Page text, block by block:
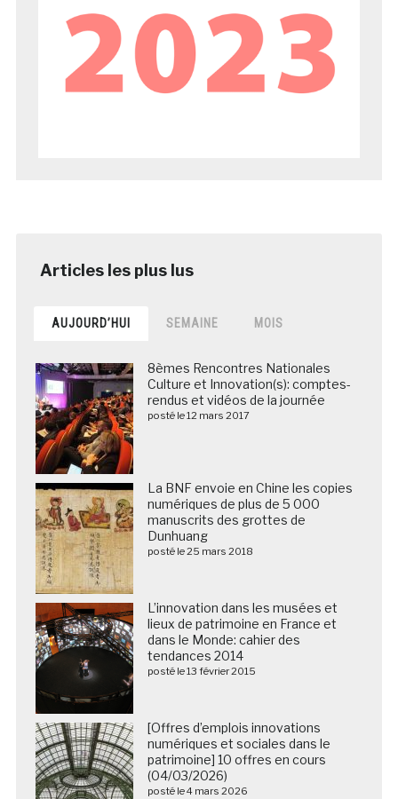
AUJOURD’HUI SEMAINE MOIS
8èmes Rencontres Nationales
Culture et Innovation(s): comptes-
rendus et vidéos de la journée
posté le 12 mars 2017
La BNF envoie en Chine les copies
numériques de plus de 5 000
manuscrits des grottes de
Dunhuang
posté le 25 mars 2018
L’innovation dans les musées et
lieux de patrimoine en France et
dans le Monde: cahier des
tendances 2014
posté le 13 février 2015
[Offres d’emplois innovations
numériques et sociales dans le
patrimoine] 10 offres en cours
(04/03/2026)
posté le 4 mars 2026